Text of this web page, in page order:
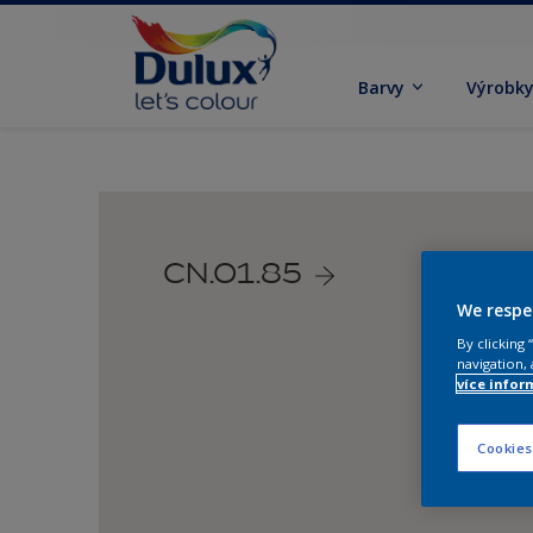
Barvy
CN.01.85
We
By clicking
navigation,
více